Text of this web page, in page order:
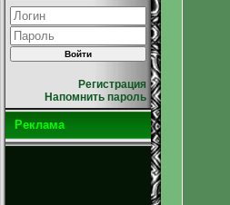
Регистрация
Напомнить пароль
Реклама